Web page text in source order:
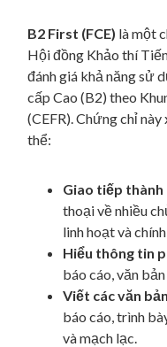
B2 First (FCE) là một
Hội đồng Khảo thí
đánh giá khả năng sử
cấp Cao (B2) theo
(CEFR). Chứng chỉ
thể:
Giao tiếp
thoại về nhiều
linh hoạt và
Hiểu thông tin
báo cáo, văn
Viết các văn
báo cáo, trình
và mạch lạc.